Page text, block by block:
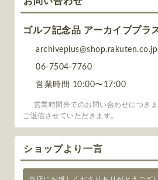
ゴルフ記念品 アーカイブプラ
archiveplus@shop.rakuten.co.jp
06-7504-7760
営業時間 10:00〜17:00
営業時間外でのお問い合わせにつき
ご返信させていただきます。
ショップより一言